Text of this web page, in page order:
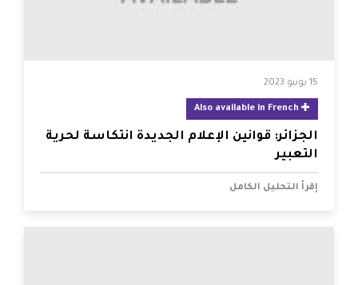
15 يونيو 2023
الجزائر: قوانين الإعلام الجديدة انتكاسة لحرية
التعبير
إقرأ التحليل الكامل